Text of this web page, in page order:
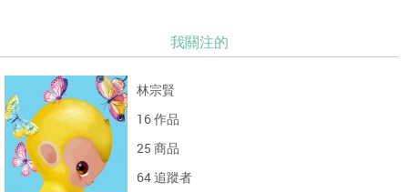
我關注的
林宗賢
16 作品
25 商品
64 追蹤者